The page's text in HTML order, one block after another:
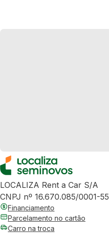
LOCALIZA Rent a Car S/A
CNPJ nº 16.670.085/0001-55
Financiamento
Parcelamento no cartão
Carro na troca